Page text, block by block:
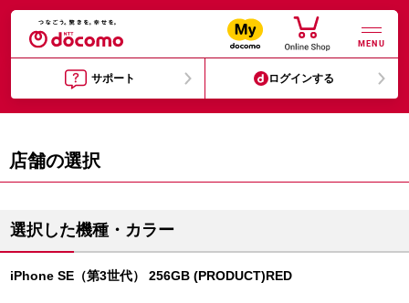
MENU
サポート ログインする
店舗の選択
選択した機種・カラー
iPhone SE（第3世代） 256GB (PRODUCT)RED